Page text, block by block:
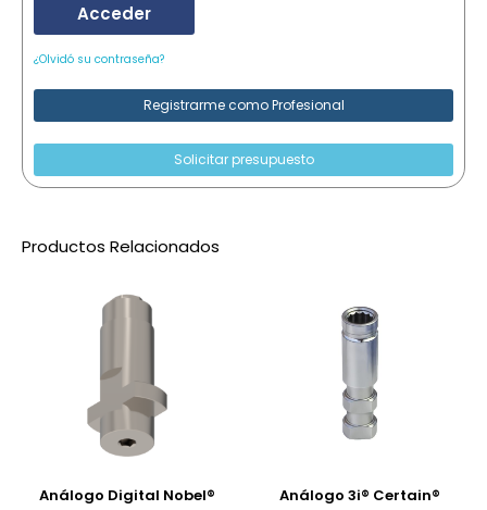
Acceder
¿Olvidó su contraseña?
Registrarme como Profesional
Solicitar presupuesto
Productos Relacionados
Análogo Digital Nobel®
Análogo 3i® Certain®